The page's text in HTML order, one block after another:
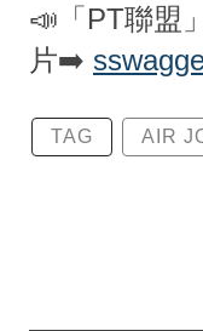
📣「PT聯盟
片➡️
TAG AIR